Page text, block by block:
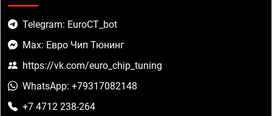
Telegram: EuroCT_bot
Max: Евро Чип Тюнинг
https://vk.com/euro_chip_tuning
WhatsApp: +79317082148
+7 4712 238-264